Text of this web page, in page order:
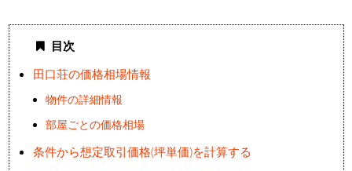
目次
田口荘の価格相場情報
物件の詳細情報
部屋ごとの価格相場
条件から想定取引価格(坪単価)を計算する